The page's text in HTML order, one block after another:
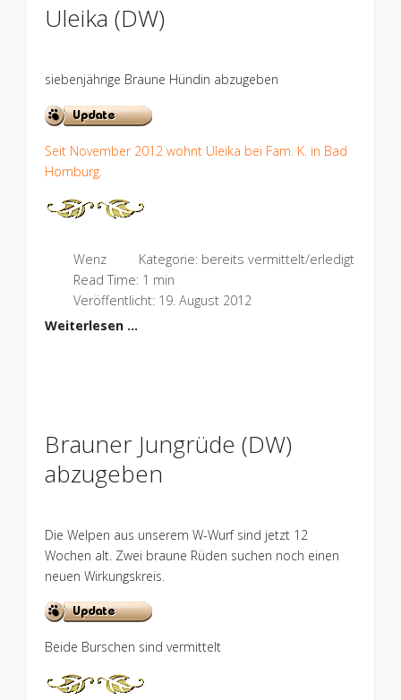
Uleika (DW)
siebenjährige Braune Hündin abzugeben
Seit November 2012 wohnt Uleika bei Fam. K. in Bad
Homburg.
Wenz Kategorie: bereits vermittelt/erledigt
Read Time: 1 min
Veröffentlicht: 19. August 2012
Weiterlesen …
Brauner Jungrüde (DW)
abzugeben
Die Welpen aus unserem W-Wurf sind jetzt 12
Wochen alt. Zwei braune Rüden suchen noch einen
neuen Wirkungskreis.
Beide Burschen sind vermittelt